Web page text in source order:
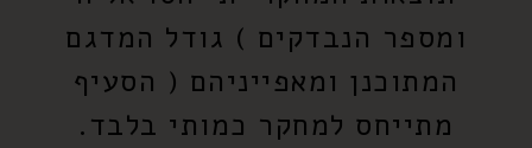
ומספר הנבדקים ) גודל המדגם
המתוכנן ומאפייניהם ( הסעיף
מתייחס למחקר כמותי בלבד.